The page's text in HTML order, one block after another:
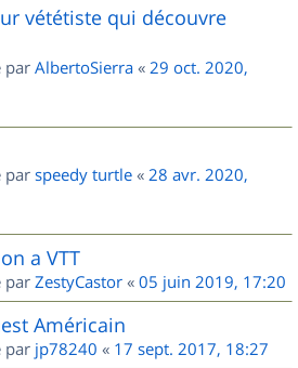
vététiste qui découvre
par AlbertoSierra « 29 oct. 2020,
par speedy turtle « 28 avr. 2020,
a VTT
par ZestyCastor « 05 juin 2019, 17:20
Américain
par jp78240 « 17 sept. 2017, 18:27